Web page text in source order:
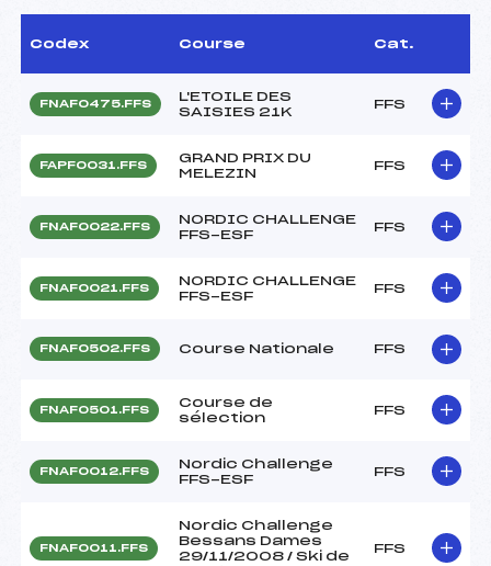
Codex Course Cat.
FNAF0475.FFS
L'ETOILE DES
SAISIES 21K
FFS
FAPF0031.FFS
GRAND PRIX DU
MELEZIN
FFS
FNAF0022.FFS
NORDIC CHALLENGE
FFS-ESF
FFS
FNAF0021.FFS
NORDIC CHALLENGE
FFS-ESF
FFS
FNAF0502.FFS Course Nationale FFS
FNAF0501.FFS
Course de
sélection
FFS
FNAF0012.FFS
Nordic Challenge
FFS-ESF
FFS
FNAF0011.FFS
Nordic Challenge
Bessans Dames
29/11/2008 / Ski de
FFS